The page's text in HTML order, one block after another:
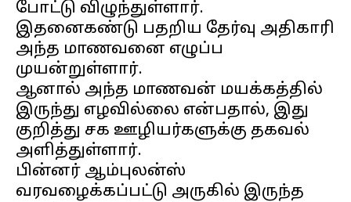
போட்டு விழுந்துள்ளார்.
இதனைகண்டு பதறிய தேர்வு அதிகாரி
அந்த மாணவனை எழுப்ப
முயன்றுள்ளார்.
ஆனால் அந்த மாணவன் மயக்கத்தில்
இருந்து எழவில்லை என்பதால், இது
குறித்து சக ஊழியர்களுக்கு தகவல்
அளித்துள்ளார்.
பின்னர் ஆம்புலன்ஸ்
வரவழைக்கப்பட்டு அருகில் இருந்த